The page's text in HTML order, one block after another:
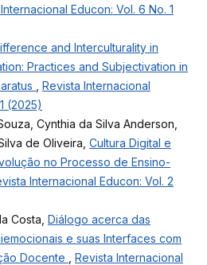
Educon: Vol. 6 No. 1
and Interculturality in
Practices and Subjectivation in
Revista Internacional
(2025)
Cynthia da Silva Anderson,
de Oliveira, Cultura Digital e
no Processo de Ensino-
Internacional Educon: Vol. 2
Costa, Diálogo acerca das
e suas Interfaces com
Docente
Revista Internacional